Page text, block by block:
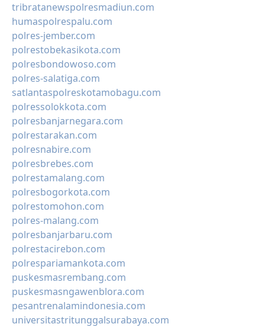
tribratanewspolresmadiun.com
humaspolrespalu.com
polres-jember.com
polrestobekasikota.com
polresbondowoso.com
polres-salatiga.com
satlantaspolreskotamobagu.com
polressolokkota.com
polresbanjarnegara.com
polrestarakan.com
polresnabire.com
polresbrebes.com
polrestamalang.com
polresbogorkota.com
polrestomohon.com
polres-malang.com
polresbanjarbaru.com
polrestacirebon.com
polrespariamankota.com
puskesmasrembang.com
puskesmasngawenblora.com
pesantrenalamindonesia.com
universitastritunggalsurabaya.com